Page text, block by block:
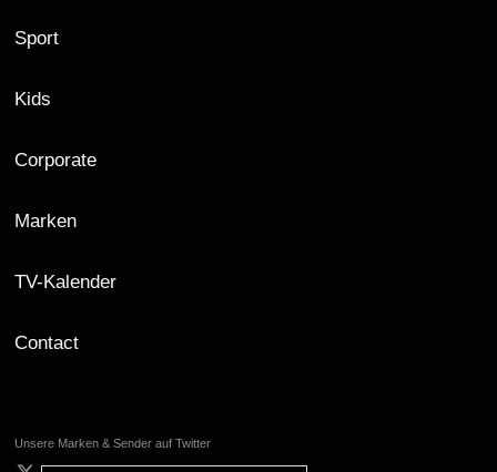
Sport
Kids
Corporate
Marken
TV-Kalender
Contact
Unsere Marken & Sender auf Twitter